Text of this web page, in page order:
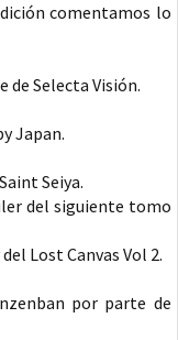
comentamos lo
de Selecta Visión.
Japan.
Seiya.
del siguiente tomo
Lost Canvas Vol 2.
por parte de